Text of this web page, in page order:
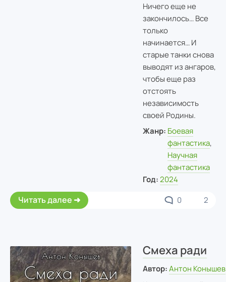
Ничего еще не
закончилось… Все
только
начинается… И
старые танки снова
выводят из ангаров,
чтобы еще раз
отстоять
независимость
своей Родины.
Жанр: Боевая
фантастика,
Научная
фантастика
Год: 2024
Читать далее 0 2
Смеха ради
Автор: Антон Конышев